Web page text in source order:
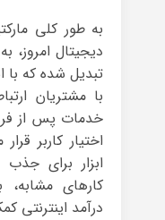
به طور کلی
دیجیتال
تبدیل شده که با
با مشتریان
خدمات پس از
اختیار کاربر
ابزار برای
کارهای
درآمد اینترنتی